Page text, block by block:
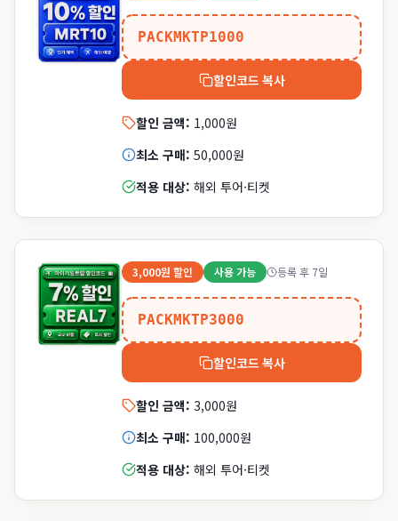
PACKMKTP1000
할인코드 복사
할인 금액: 1,000원
최소 구매: 50,000원
적용 대상: 해외 투어·티켓
3,000원 할인 사용 가능 등록 후 7일
PACKMKTP3000
할인코드 복사
할인 금액: 3,000원
최소 구매: 100,000원
적용 대상: 해외 투어·티켓